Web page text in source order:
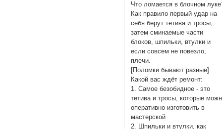
Что ломается в блочном
Как правило первый удар на
себя берут тетива и тросы,
затем сминаемые части
блоков, шпильки, втулки и
если совсем не повезло,
плечи.
[Поломки бывают разные]
Какой вас ждёт ремонт:
1. Самое безобидное - это
тетива и тросы, которые
оперативно изготовить в
мастерской
2. Шпильки и втулки, как